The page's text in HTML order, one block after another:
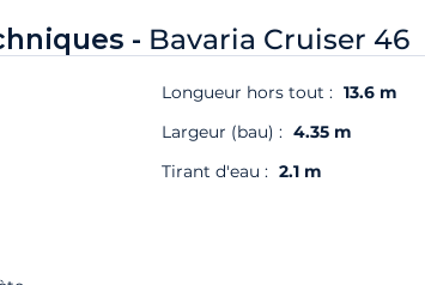
- Bavaria Cruiser 46
Longueur hors tout : 13.6 m
Largeur (bau) : 4.35 m
Tirant d'eau : 2.1 m